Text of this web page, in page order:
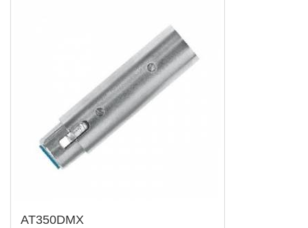
AT350DMX